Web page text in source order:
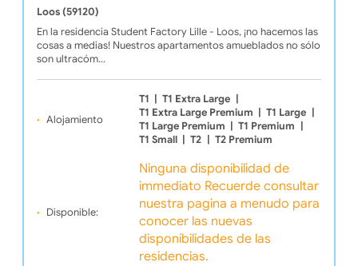
Loos (59120)
En la residencia Student Factory Lille - Loos, ¡no hacemos las
cosas a medias! Nuestros apartamentos amueblados no sólo
son ultracóm…
Alojamiento
T1 T1 Extra Large
T1 Extra Large Premium
T1 Large
T1 Large Premium
T1 Premium
T1 Small
T2 T2 Premium
Disponible:
Ninguna disponibilidad de
immediato Recuerde consultar
nuestra pagina a menudo para
conocer las nuevas
disponibilidades de las
residencias.